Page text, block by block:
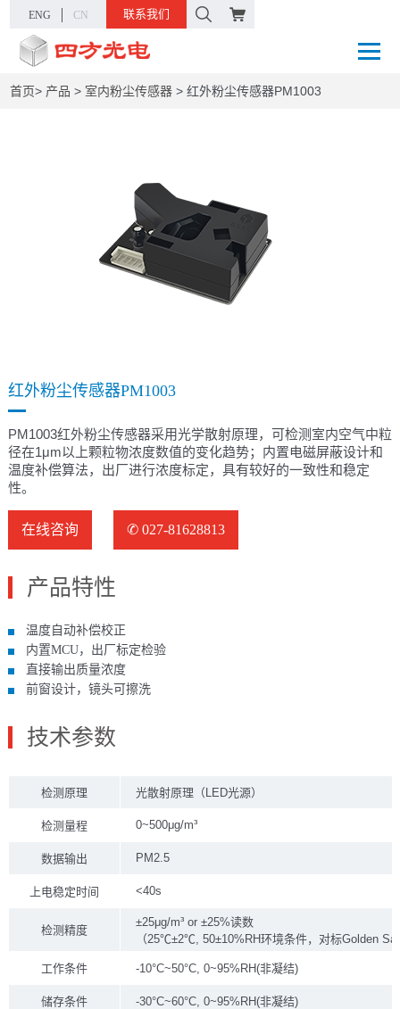
ENG CN 联系我们
首页> 产品 > 室内粉尘传感器 >红外粉尘传感器PM1003
红外粉尘传感器PM1003
PM1003红外粉尘传感器采用光学散射原理，可检测室内空气中粒
径在1μm以上颗粒物浓度数值的变化趋势；内置电磁屏蔽设计和
温度补偿算法，出厂进行浓度标定，具有较好的一致性和稳定
性。
在线咨询 ✆ 027-81628813
产品特性
温度自动补偿校正
内置MCU，出厂标定检验
直接输出质量浓度
前窗设计，镜头可擦洗
技术参数
检测原理 光散射原理（LED光源）
检测量程 0~500μg/m³
数据输出 PM2.5
上电稳定时间 <40s
检测精度
±25μg/m³ or ±25%读数
（25℃±2℃, 50±10%RH环境条件，对标Golden
工作条件 -10°C~50°C, 0~95%RH(非凝结)
储存条件 -30°C~60°C, 0~95%RH(非凝结)